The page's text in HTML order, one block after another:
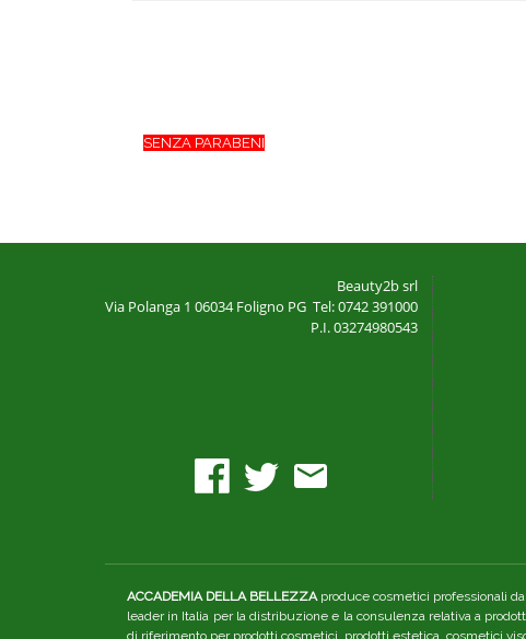
SENZA PARABENI
Beauty2b srl
Via Polanga 1 06034 Foligno PG Tel: 0742 391000
P.I. 03274980543
ACCADEMIA DELLA BELLEZZAproduce cosmetici professionali
leader in Italia per la distribuzione e la consulenza relativa a